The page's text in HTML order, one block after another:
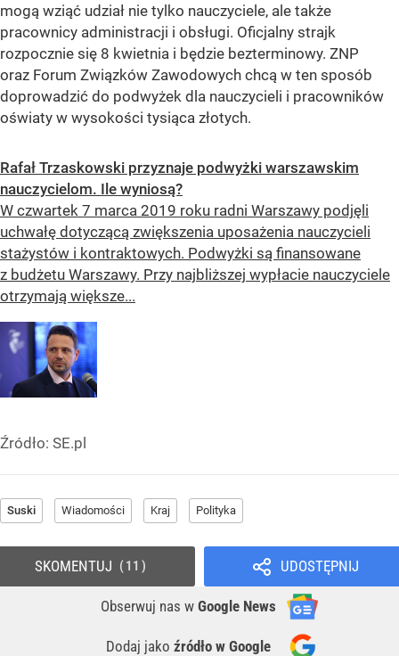
mogą wziąć udział nie tylko nauczyciele, ale także
pracownicy administracji i obsługi. Oficjalny strajk
rozpocznie się 8 kwietnia i będzie bezterminowy. ZNP
oraz Forum Związków Zawodowych chcą w ten sposób
doprowadzić do podwyżek dla nauczycieli i pracowników
oświaty w wysokości tysiąca złotych.
Rafał Trzaskowski przyznaje podwyżki warszawskim
nauczycielom. Ile wyniosą?
W czwartek 7 marca 2019 roku radni Warszawy podjęli
uchwałę dotyczącą zwiększenia uposażenia nauczycieli
stażystów i kontraktowych. Podwyżki są finansowane
z budżetu Warszawy. Przy najbliższej wypłacie nauczyciele
otrzymają większe...
Źródło: SE.pl
Suski Wiadomości Kraj Polityka
UDOSTĘPNIJ
Obserwuj nas w Google News
Dodaj jako źródło w Google
SKOMENTUJ 11